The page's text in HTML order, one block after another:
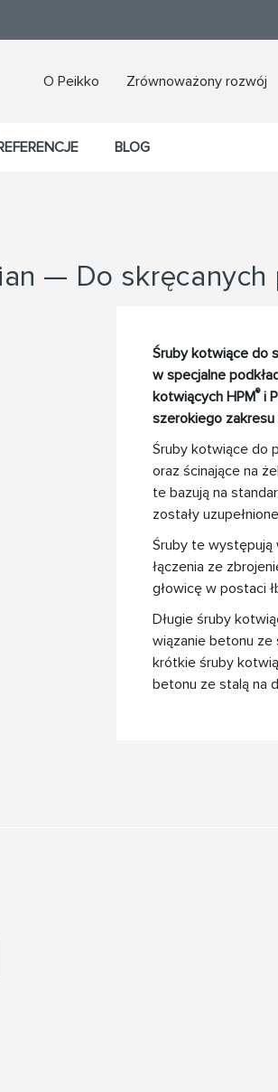
O Peikko Zrównoważony rozwój
BLOG
— Do skręcanych
Śruby kotwiące do
w specjalne
kotwiących HPM®i
szerokiego zakresu
Śruby kotwiące do
oraz ścinające na
te bazują na
zostały
Śruby te występują
łączenia ze
głowicę w postaci
Długie śruby
wiązanie betonu ze
krótkie śruby
betonu ze stalą na